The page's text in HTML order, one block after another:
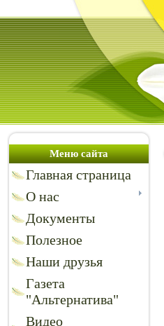
Меню сайта
Главная страница
О нас
Документы
Полезное
Наши друзья
Газета
"Альтернатива"
Видео